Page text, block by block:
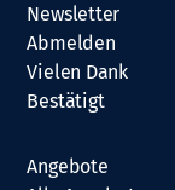
Newsletter
Abmelden
Vielen Dank
Bestätigt
Angebote